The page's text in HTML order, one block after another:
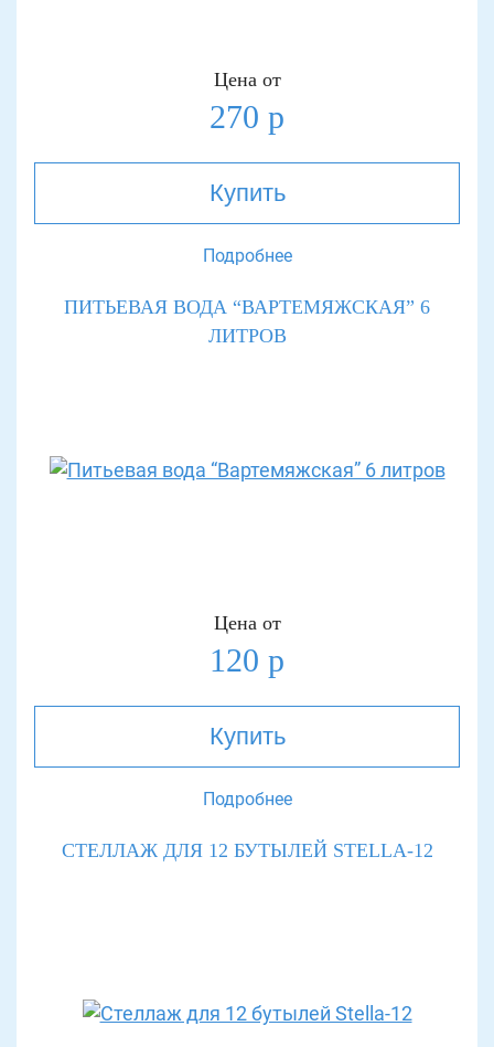
Цена от
270 р
Купить
Подробнее
ПИТЬЕВАЯ ВОДА “ВАРТЕМЯЖСКАЯ” 6
ЛИТРОВ
Цена от
120 р
Купить
Подробнее
СТЕЛЛАЖ ДЛЯ 12 БУТЫЛЕЙ STELLA-12